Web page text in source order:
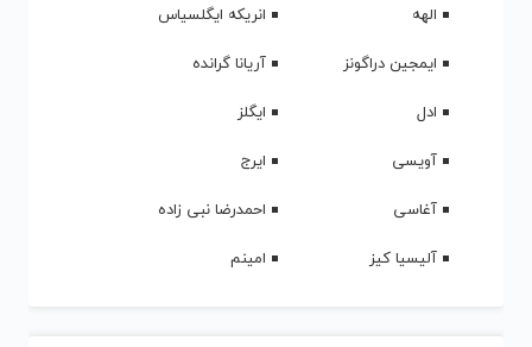
الهه
انریکه ایگلسیاس
ایمجین دراگونز
آریانا گرانده
ادل
ایگلز
آویسی
ایرج
آغاسی
احمدرضا نبی زاده
آلیسیا کیز
امینم